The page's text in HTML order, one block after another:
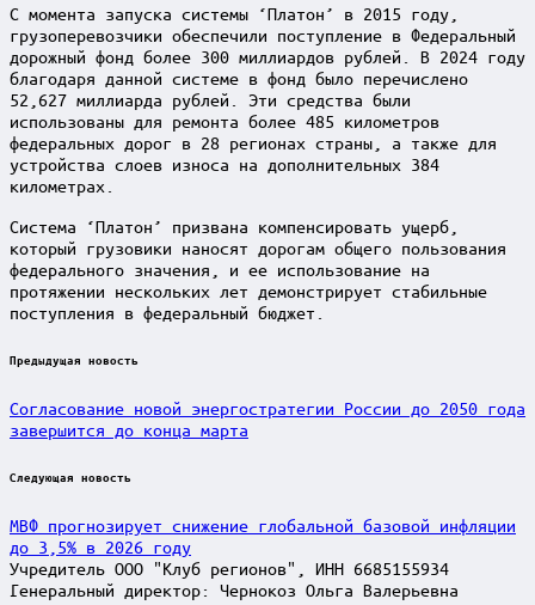
С момента запуска системы ‘Платон’ в 2015 году,
грузоперевозчики обеспечили поступление в Федеральный
дорожный фонд более 300 миллиардов рублей. В 2024 году
благодаря данной системе в фонд было перечислено
52,627 миллиарда рублей. Эти средства были
использованы для ремонта более 485 километров
федеральных дорог в 28 регионах страны, а также для
устройства слоев износа на дополнительных 384
километрах.
Система ‘Платон’ призвана компенсировать ущерб,
который грузовики наносят дорогам общего пользования
федерального значения, и ее использование на
протяжении нескольких лет демонстрирует стабильные
поступления в федеральный бюджет.
Post
Предыдущая новость
Согласование новой энергостратегии России до 2050 года
завершится до конца марта
Следующая новость
МВФ прогнозирует снижение глобальной базовой инфляции
до 3,5% в 2026 году
Учредитель ООО "Клуб регионов", ИНН 6685155934
Генеральный директор: Чернокоз Ольга Валерьевна